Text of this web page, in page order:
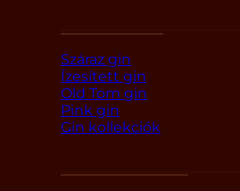
Száraz gin
Ízesített gin
Old Tom gin
Pink gin
Gin kollekciók